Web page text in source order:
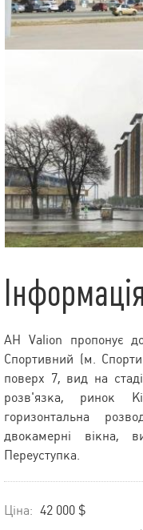
АН Valion пропонує
Спортивний (м.
поверх 7, вид на
розв'язка, ринок
горизонтальна
двокамерні вікна,
Переуступка.
Ціна: 42 000 $